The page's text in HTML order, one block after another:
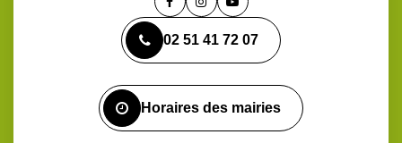
Lien
le
compte
Lien
le
compte
Lien
la
chaîne
02 51 41 72 07
Horaires des mairies